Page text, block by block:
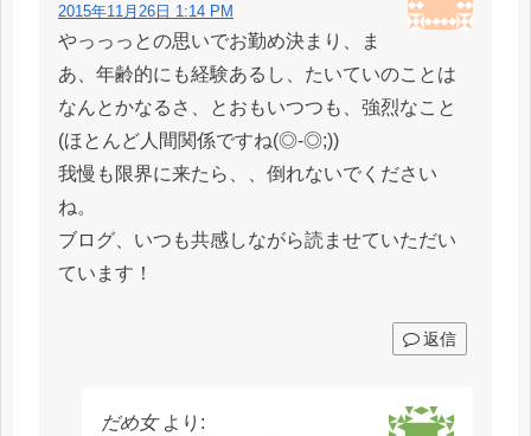
2015年11月26日 1:14 PM
やっっっとの思いでお勤め決まり、ま
あ、年齢的にも経験あるし、たいていのことは
なんとかなるさ、とおもいつつも、強烈なこと
(ほとんど人間関係ですね(◎-◎;))
我慢も限界に来たら、、倒れないでください
ね。
ブログ、いつも共感しながら読ませていただい
ています！
返信
だめ女 より: